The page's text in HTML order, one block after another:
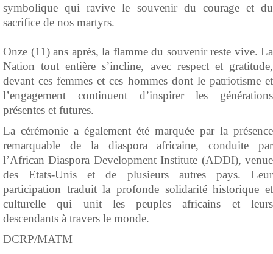
symbolique qui ravive le souvenir du courage et du
sacrifice de nos martyrs.
Onze (11) ans après, la flamme du souvenir reste vive. La
Nation tout entière s’incline, avec respect et gratitude,
devant ces femmes et ces hommes dont le patriotisme et
l’engagement continuent d’inspirer les générations
présentes et futures.
La cérémonie a également été marquée par la présence
remarquable de la diaspora africaine, conduite par
l’African Diaspora Development Institute (ADDI), venue
des Etats-Unis et de plusieurs autres pays. Leur
participation traduit la profonde solidarité historique et
culturelle qui unit les peuples africains et leurs
descendants à travers le monde.
DCRP/MATM